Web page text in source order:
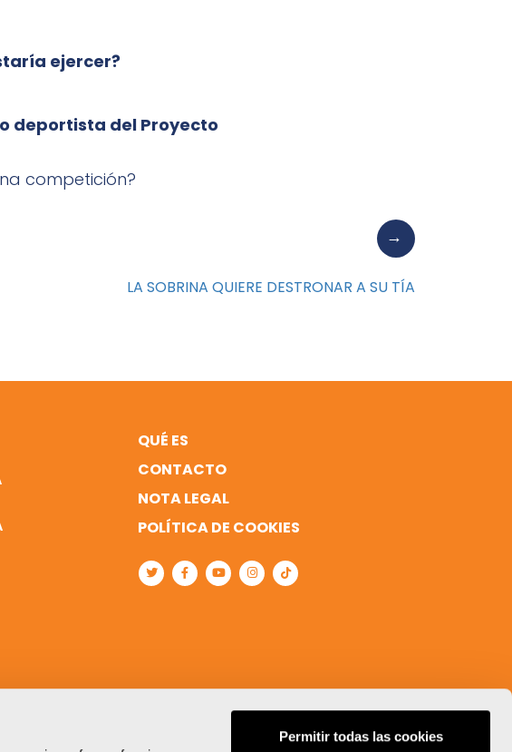
Permitir todas las cookies
ejercer?
deportista del Proyecto
competición?
LA SOBRINA QUIERE DESTRONAR A SU TÍA
QUÉ ES
CONTACTO
NOTA LEGAL
POLÍTICA DE COOKIES